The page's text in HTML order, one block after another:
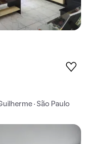
· São Paulo